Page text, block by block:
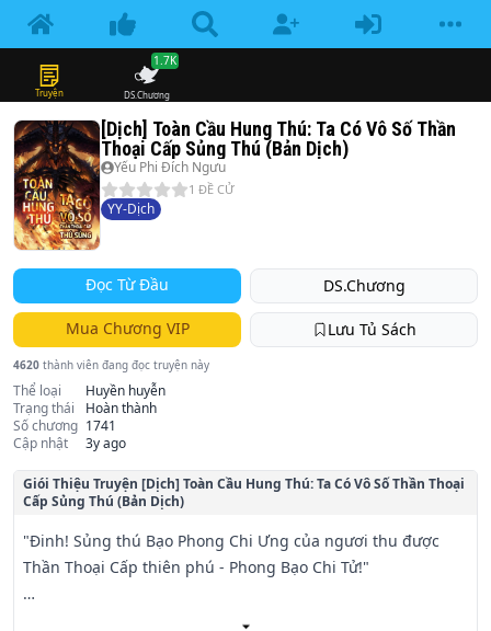
Truyện DS.Chương
1.7K
[Dịch] Toàn Cầu Hung Thú: Ta Có Vô Số Thần
Thoại Cấp Sủng Thú (Bản Dịch)
Yếu Phi Đích Ngưu
1 ĐỀ CỬ
YY-Dịch
Đọc Từ Đầu DS.Chương
Mua Chương VIP Lưu Tủ Sách
4620 thành viên đang đọc truyện này
Thể loại
Huyền huyễn
Trạng thái
Hoàn thành
Số chương 1741
Cập nhật
3y ago
Giói Thiệu Truyện [Dịch] Toàn Cầu Hung Thú: Ta Có Vô Số Thần Thoại
Cấp Sủng Thú (Bản Dịch)
"Đinh! Sủng thú Bạo Phong Chi Ưng của ngươi thu được
Thần Thoại Cấp thiên phú - Phong Bạo Chi Tử!"
"Đinh! Sủng thú Bạo Phong Chi Ưng của ngươi giết chết